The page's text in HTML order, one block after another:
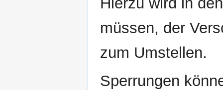
müssen, der
zum Umstellen.
Sperrungen